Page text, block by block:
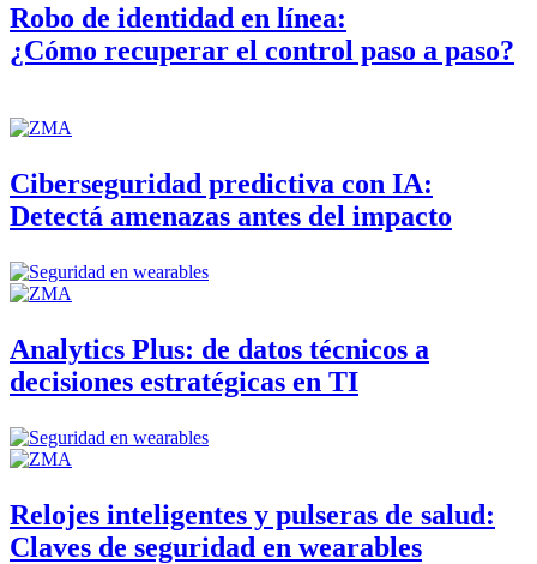
Robo de identidad en línea:
¿Cómo recuperar el control paso a paso?
Ciberseguridad predictiva con IA:
Detectá amenazas antes del impacto
Analytics Plus: de datos técnicos a
decisiones estratégicas en TI
Relojes inteligentes y pulseras de salud:
Claves de seguridad en wearables